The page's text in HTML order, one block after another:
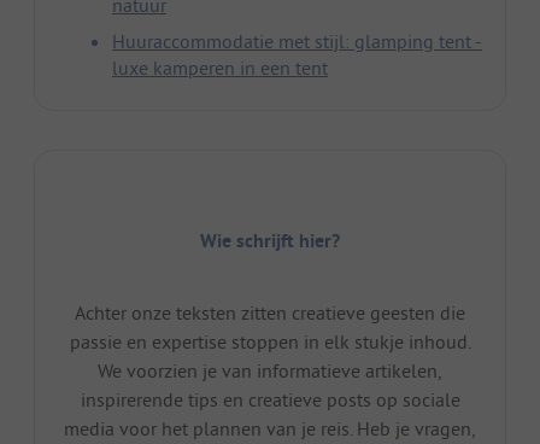
Huuraccommodatie met stijl: glamping tent -
luxe kamperen in een tent
Wie schrijft hier?
Achter onze teksten zitten creatieve geesten die
passie en expertise stoppen in elk stukje inhoud.
We voorzien je van informatieve artikelen,
inspirerende tips en creatieve posts op sociale
media voor het plannen van je reis. Heb je vragen,